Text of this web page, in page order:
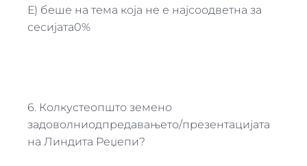
Е) беше на тема која не е најсоодветна за
сесијата0%
6. Колкустеопшто земено
задоволниодпредавањето/презентацијата
на Линдита Реџепи?